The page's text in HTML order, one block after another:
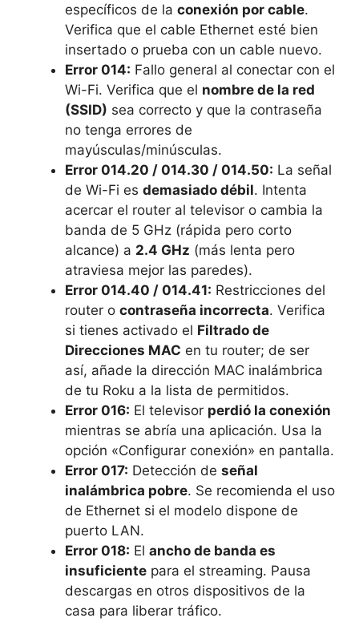
específicos de la conexión por cable.
Verifica que el cable Ethernet esté bien
insertado o prueba con un cable nuevo.
Error 014: Fallo general al conectar con el
Wi-Fi. Verifica que el nombre de la red
(SSID) sea correcto y que la contraseña
no tenga errores de
mayúsculas/minúsculas.
Error 014.20 / 014.30 / 014.50: La señal
de Wi-Fi es demasiado débil. Intenta
acercar el router al televisor o cambia la
banda de 5 GHz (rápida pero corto
alcance) a 2.4 GHz (más lenta pero
atraviesa mejor las paredes).
Error 014.40 / 014.41: Restricciones del
router o contraseña incorrecta. Verifica
si tienes activado el Filtrado de
Direcciones MAC en tu router; de ser
así, añade la dirección MAC inalámbrica
de tu Roku a la lista de permitidos.
Error 016: El televisor perdió la conexión
mientras se abría una aplicación. Usa la
opción «Configurar conexión» en pantalla.
Error 017: Detección de señal
inalámbrica pobre. Se recomienda el uso
de Ethernet si el modelo dispone de
puerto LAN.
Error 018: El ancho de banda es
insuficiente para el streaming. Pausa
descargas en otros dispositivos de la
casa para liberar tráfico.